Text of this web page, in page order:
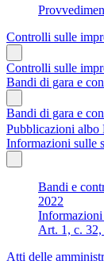
Controlli sulle
Controlli sulle
Bandi di gara e
Bandi di gara e
Pubblicazioni albo
Informazioni sulle
Bandi e
2022
Informazioni
Art. 1, c.
Atti delle